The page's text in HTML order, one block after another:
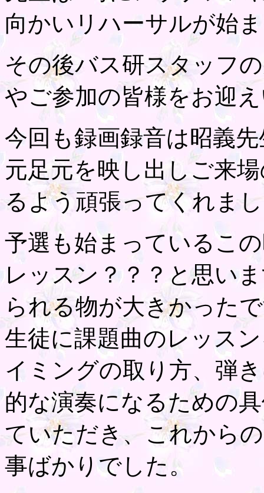
向かいリハーサルが始
その後バス研スタッフ
やご参加の皆様をお迎
今回も録画録音は昭義
元足元を映し出しご来
るよう頑張ってくれま
予選も始まっているこ
レッスン？？？と思い
られる物が大きかった
生徒に課題曲のレッス
イミングの取り方、弾
的な演奏になるための
ていただき、これから
事ばかりでした。